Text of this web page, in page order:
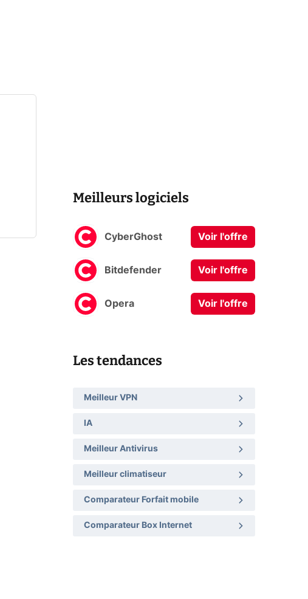
Meilleurs logiciels
CyberGhost Voir l'offre
Bitdefender Voir l'offre
Opera Voir l'offre
Les tendances
Meilleur VPN
IA
Meilleur Antivirus
Meilleur climatiseur
Comparateur Forfait mobile
Comparateur Box Internet